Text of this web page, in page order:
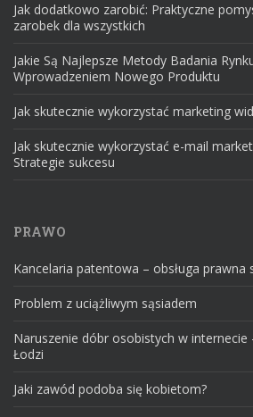
Jak dodatkowo zarobić: Praktyczne
zarobek dla wszystkich
Jakie Są Najlepsze Metody Badania
Wprowadzeniem Nowego Produktu
Jak skutecznie wykorzystać marketing
Jak skutecznie wykorzystać e-mail
Strategie sukcesu
PRAWO
Kancelaria patentowa – obsługa prawna
Problem z uciążliwym sąsiadem
Naruszenie dóbr osobistych w
Łodzi
Jaki zawód podoba się kobietom?